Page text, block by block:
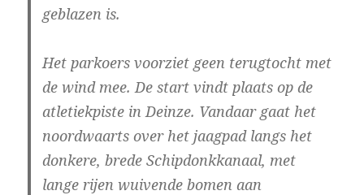
geblazen is.
Het parkoers voorziet geen terugtocht met
de wind mee. De start vindt plaats op de
atletiekpiste in Deinze. Vandaar gaat het
noordwaarts over het jaagpad langs het
donkere, brede Schipdonkkanaal, met
lange rijen wuivende bomen aan